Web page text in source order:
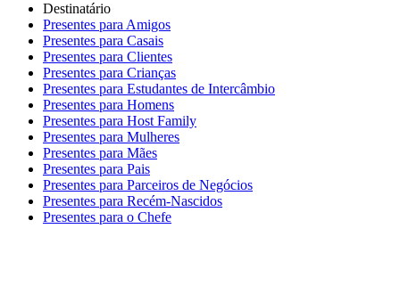
Destinatário
Presentes para Amigos
Presentes para Casais
Presentes para Clientes
Presentes para Crianças
Presentes para Estudantes de Intercâmbio
Presentes para Homens
Presentes para Host Family
Presentes para Mulheres
Presentes para Mães
Presentes para Pais
Presentes para Parceiros de Negócios
Presentes para Recém-Nascidos
Presentes para o Chefe